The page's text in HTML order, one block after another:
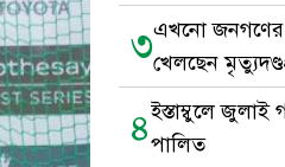
৩এখনো জনগণের
খেলছেন
৪ইস্তাম্বুলে জুলাই
পালিত